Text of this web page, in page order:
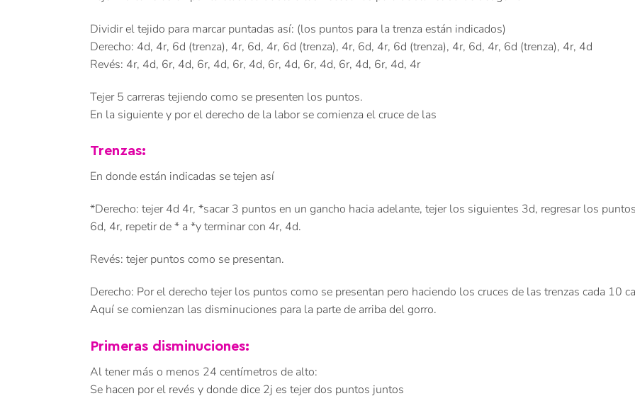
Dividir el tejido para marcar puntadas así: (los puntos para la trenza están indicados)
Derecho: 4d, 4r, 6d (trenza), 4r, 6d, 4r, 6d (trenza), 4r, 6d, 4r, 6d (trenza), 4r, 6d, 4r, 6d (trenza), 4r, 4d
Revés: 4r, 4d, 6r, 4d, 6r, 4d, 6r, 4d, 6r, 4d, 6r, 4d, 6r, 4d, 6r, 4d, 4r
Tejer 5 carreras tejiendo como se presenten los puntos.
En la siguiente y por el derecho de la labor se comienza el cruce de las
Trenzas:
En donde están indicadas se tejen así
*Derecho: tejer 4d 4r, *sacar 3 puntos en un gancho hacia adelante, tejer los siguientes 3d, regresar los
6d, 4r, repetir de * a *y terminar con 4r, 4d.
Revés: tejer puntos como se presentan.
Derecho: Por el derecho tejer los puntos como se presentan pero haciendo los cruces de las trenzas cada 10
Aquí se comienzan las disminuciones para la parte de arriba del gorro.
Primeras disminuciones:
Al tener más o menos 24 centímetros de alto:
Se hacen por el revés y donde dice 2j es tejer dos puntos juntos